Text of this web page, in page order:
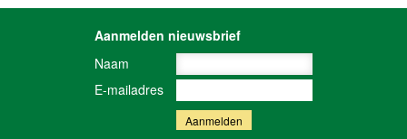
Aanmelden nieuwsbrief
Naam
E-mailadres